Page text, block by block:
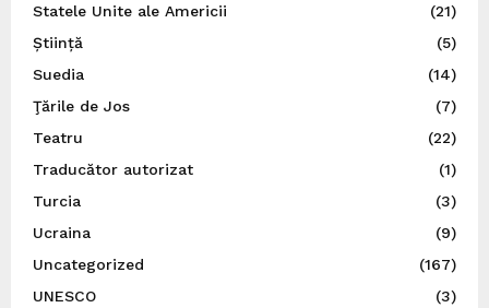
Statele Unite ale Americii
(21)
Știință
(5)
Suedia
(14)
Ţările de Jos
(7)
Teatru
(22)
Traducător autorizat
(1)
Turcia
(3)
Ucraina
(9)
Uncategorized
(167)
UNESCO
(3)